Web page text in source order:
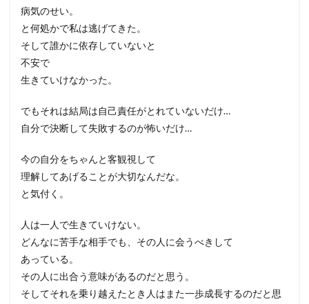
病気のせい。
と何処かで私は逃げてきた。
そして誰かに依存していないと
不安で
生きていけなかった。
でもそれは結局は自己責任がとれていないだけ…
自分で決断して失敗するのが怖いだけ…
今の自分をちゃんと客観視して
理解してあげることが大切なんだな。
と気付く。
人は一人で生きていけない。
どんなに苦手な相手でも、その人に会うべきして
あっている。
その人に出合う意味があるのだと思う。
そしてそれを乗り越えたとき人はまた一歩成長するのだと思